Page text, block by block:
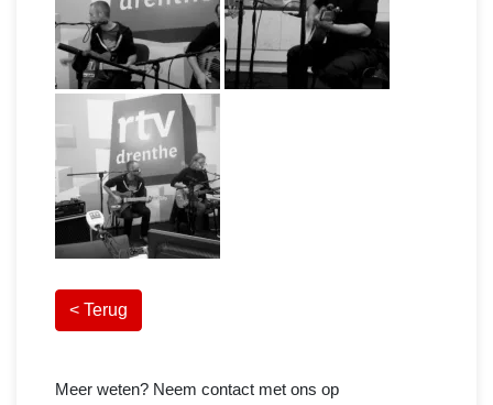
< Terug
Meer weten? Neem contact met ons op